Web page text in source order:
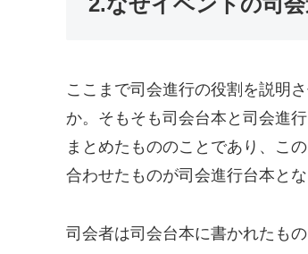
ここまで司会進行の役割を説明
か。そもそも司会台本と司会進
まとめたもののことであり、こ
合わせたものが司会進行台本とな
司会者は司会台本に書かれたも